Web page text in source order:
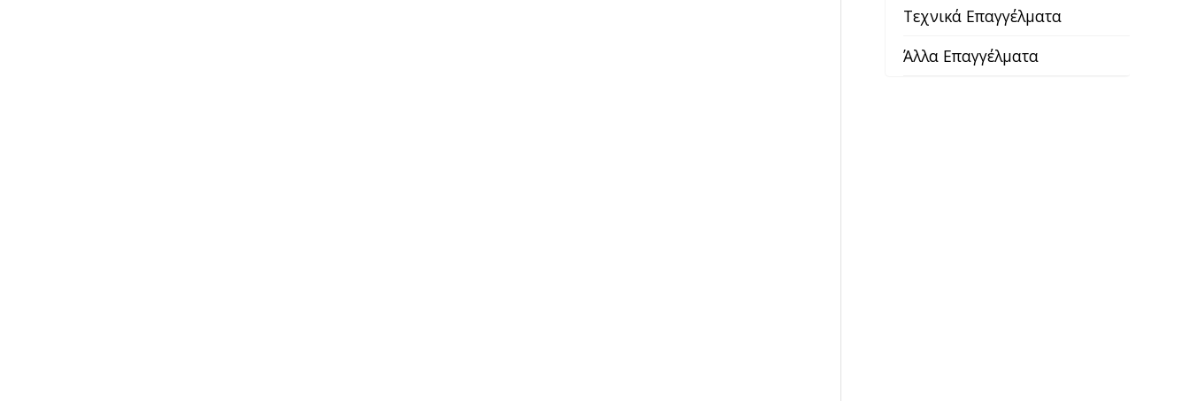
Τεχνικά Επαγγέλματα
Άλλα Επαγγέλματα